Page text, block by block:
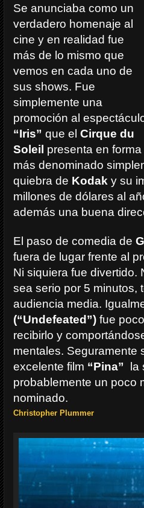
Se anunciaba como un
verdadero homenaje al
cine y en realidad fue
más de lo mismo que
vemos en cada uno de
sus shows. Fue
simplemente una
promoción al
“Iris” que el Cirque du
Soleil presenta en
más denominado
quiebra de Kodak y su
millones de dólares al
además una buena
El paso de comedia de
fuera de lugar frente al
Ni siquiera fue divertido.
sea serio por 5 minutos,
audiencia media.
(“Undefeated”) fue
recibirlo y
mentales. Seguramente
excelente film “Pina” la
probablemente un poco
nominado.
Christopher Plummer